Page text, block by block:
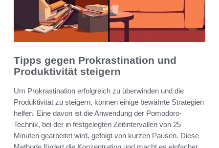
Tipps gegen Prokrastination und
Produktivität steigern
Um Prokrastination erfolgreich zu überwinden und die
Produktivität zu steigern, können einige bewährte Strategien
helfen. Eine davon ist die Anwendung der Pomodoro-
Technik, bei der in festgelegten Zeitintervallen von 25
Minuten gearbeitet wird, gefolgt von kurzen Pausen. Diese